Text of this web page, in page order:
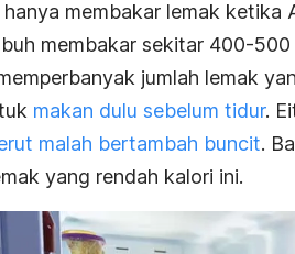
membakar lemak ketika
membakar sekitar 400-
jumlah lemak
makan dulu sebelum tidur.
malah bertambah buncit.
yang rendah kalori ini.